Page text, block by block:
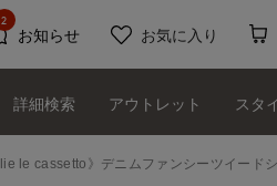
お知らせ
2
お気に入り
詳細検索 アウトレット スタ
le cassetto》デニムファンシーツイード